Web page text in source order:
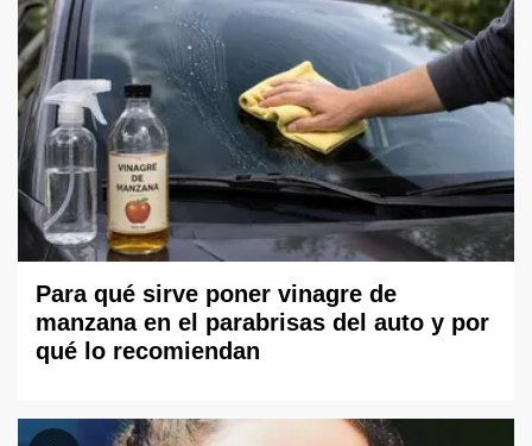
Para qué sirve poner vinagre de
manzana en el parabrisas del auto y por
qué lo recomiendan